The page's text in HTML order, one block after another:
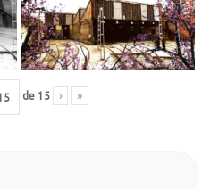
de 15 › »